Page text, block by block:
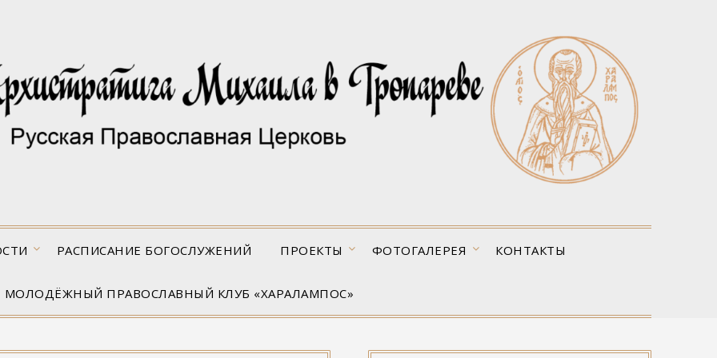
РАСПИСАНИЕ БОГОСЛУЖЕНИЙ ПРОЕКТЫ ФОТОГАЛЕРЕЯ КОНТАКТЫ
МОЛОДЁЖНЫЙ ПРАВОСЛАВНЫЙ КЛУБ «ХАРАЛАМПОС»